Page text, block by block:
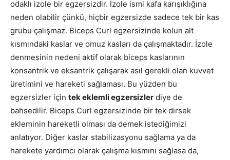
odaklı izole bir egzersizdir. İzole ismi kafa karışıklığına
neden olabilir çünkü, hiçbir egzersizde sadece tek bir kas
grubu çalışmaz. Biceps Curl egzersizinde kolun alt
kısmındaki kaslar ve omuz kasları da çalışmaktadır. İzole
denmesinin nedeni aktif olarak biceps kaslarının
konsantrik ve eksantrik çalışarak asıl gerekli olan kuvvet
üretimini ve hareketi sağlaması. Bu yüzden bu
egzersizler için tek eklemli egzersizler diye de
bahsedilir. Biceps Curl egzersizinde bir tek dirsek
ekleminin hareketli olması da demek istediğimizi
anlatıyor. Diğer kaslar stabilizasyonu sağlama ya da
harekete yardımcı olarak çalışma kısmını sağlasa da,